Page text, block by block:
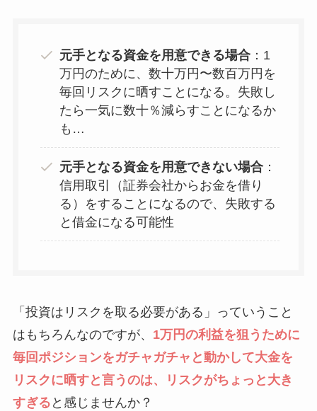
元手となる資金を用意できる場合 ：1
万円のために、数十万円〜数百万円を
毎回リスクに晒すことになる。失敗し
たら一気に数十％減らすことになるか
も…
元手となる資金を用意できない場合 ：
信用取引（証券会社からお金を借り
る）をすることになるので、失敗する
と借金になる可能性
「投資はリスクを取る必要がある」っていうこと
はもちろんなのですが、 1万円の利益を狙うために
毎回ポジションをガチャガチャと動かして大金を
リスクに晒すと言うのは、リスクがちょっと大き
すぎる と感じませんか？